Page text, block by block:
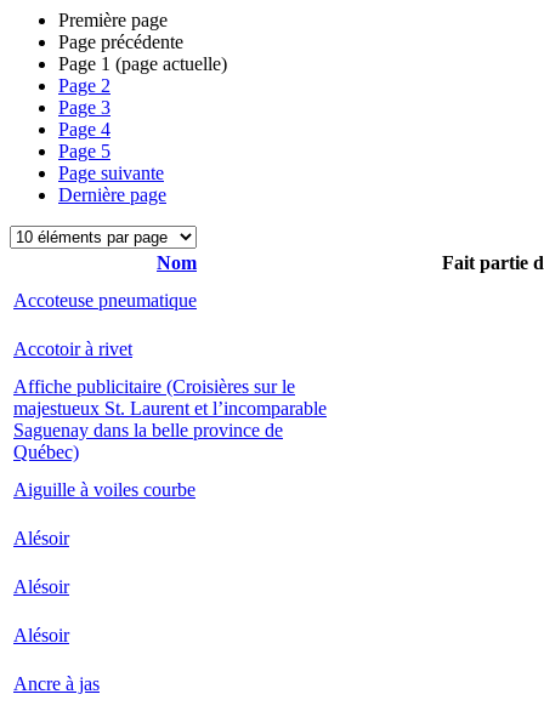
Première page
Page précédente
Page 1 (page actuelle)
Page 2
Page 3
Page 4
Page 5
Page suivante
Dernière page
Nom
Fait partie
Accoteuse pneumatique
Accotoir à rivet
Affiche publicitaire (Croisières sur le
majestueux St. Laurent et l’incomparable
Saguenay dans la belle province de
Québec)
Aiguille à voiles courbe
Alésoir
Alésoir
Alésoir
Ancre à jas